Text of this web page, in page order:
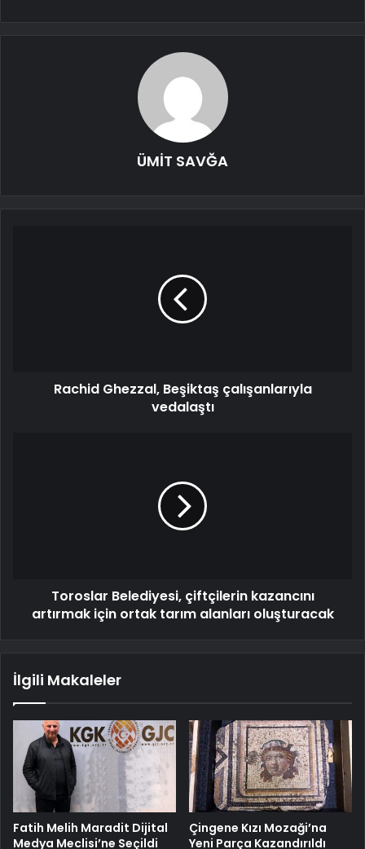
ÜMİT SAVĞA
Rachid Ghezzal, Beşiktaş çalışanlarıyla
vedalaştı
Toroslar Belediyesi, çiftçilerin kazancını
artırmak için ortak tarım alanları oluşturacak
İlgili Makaleler
Fatih Melih Maradit Dijital
Medya Meclisi’ne Seçildi
Çingene Kızı Mozaği’na
Yeni Parça Kazandırıldı